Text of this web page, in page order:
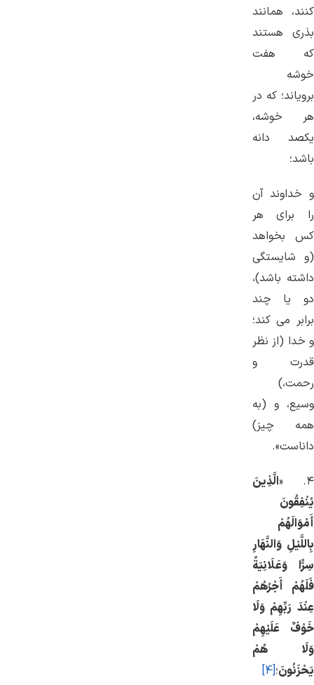
کنند، همانند
بذری هستند
که هفت
خوشه
برویاند؛ که در
هر خوشه،
یکصد دانه
باشد؛
و خداوند آن
را برای هر
کس بخواهد
(و شایستگی
داشته باشد)،
دو یا چند
برابر می ‌کند؛
و خدا (از نظر
قدرت و
رحمت،)
وسیع، و (به
همه چیز)
داناست».
۴. «
الَّذِينَ
يُنْفِقُونَ
أَمْوَالَهُمْ
بِاللَّيْلِ وَالنَّهَارِ
سِرًّا وَعَلَانِيَةً
فَلَهُمْ أَجْرُهُمْ
عِنْدَ رَبِّهِمْ وَلَا
خَوْفٌ عَلَيْهِمْ
وَلَا هُمْ
يَحْزَنُونَ؛[4]